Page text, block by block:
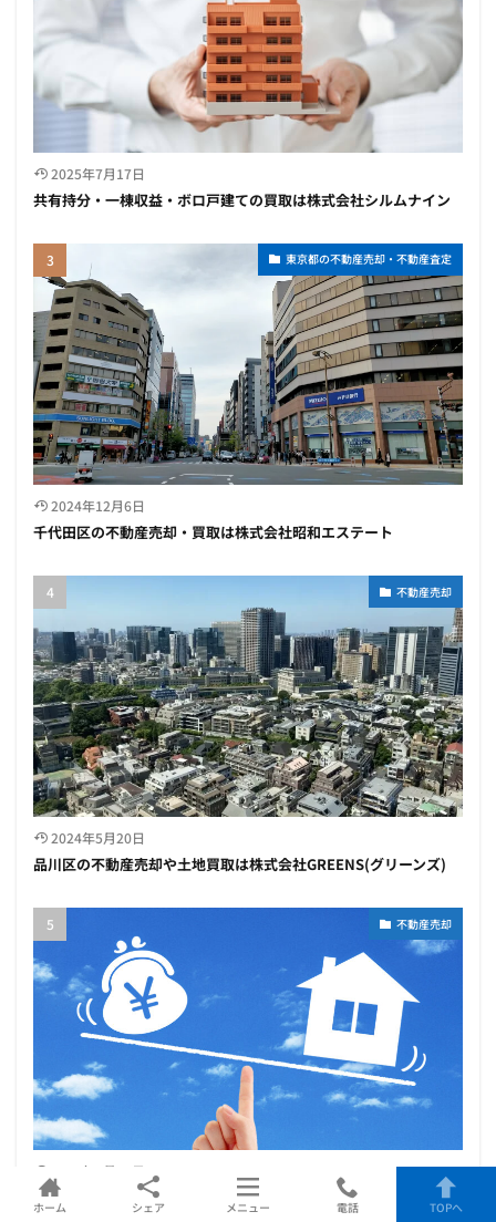
2025年7月17日
共有持分・一棟収益・ボロ戸建ての買取は株式会社シルムナイン
東京都の不動産売却・不動産査定
2024年12月6日
千代田区の不動産売却・買取は株式会社昭和エステート
不動産売却
2024年5月20日
品川区の不動産売却や土地買取は株式会社GREENS(グリーンズ)
不動産売却
2025年3月23日
【2025年最新】不動産一括査定サイトのおすすめ比較ランキング
７選
ホーム シェア メニュー 電話 TOPへ